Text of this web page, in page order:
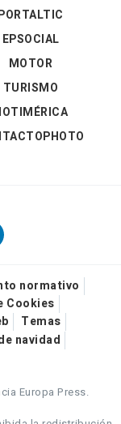
EPSOCIAL
MOTOR
TURISMO
normativo
Cookies
Temas
navidad
Europa Press.